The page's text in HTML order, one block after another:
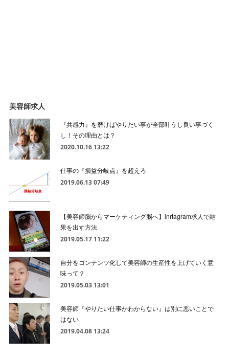
美容師求人
『共感力』を磨けばやりたい事が全部叶うし良い事づく
し！その理由とは？
2020.10.16 13:22
仕事の『損益分岐点』を超えろ
2019.06.13 07:49
【美容師脳からマーケティング脳へ】inrtagram求人で結
果を出す方法
2019.05.17 11:22
自分をコンテンツ化して美容師の生産性を上げていく意
味って？
2019.05.03 13:01
美容師『やりたい仕事かわからない』は別に悪いことで
はない
2019.04.08 13:24